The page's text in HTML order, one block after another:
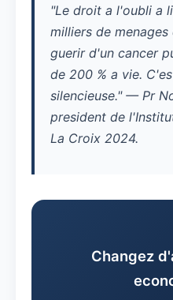
"Le droit a l'oubli a
milliers de
guerir d'un cancer
de 200 % a vie.
silencieuse." — Pr
president de
La Croix 2024.
Changez